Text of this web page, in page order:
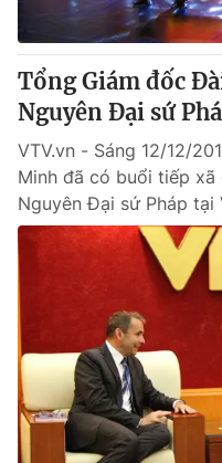
Tổng Giám đốc
Nguyên Đại sứ
VTV.vn - Sáng 12/12/
Minh đã có buổi tiếp xã
Nguyên Đại sứ Pháp tại